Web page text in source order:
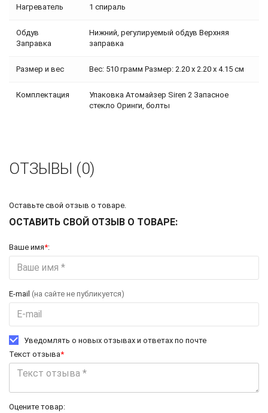
Нагреватель 1 спираль
Обдув
Заправка
Нижний, регулируемый обдув Верхняя
заправка
Размер и вес Вес: 510 грамм Размер: 2.20 х 2.20 х 4.15 см
Комплектация
Упаковка Атомайзер Siren 2 Запасное
стекло Оринги, болты
ОТЗЫВЫ (0)
Оставьте свой отзыв о товаре.
ОСТАВИТЬ СВОЙ ОТЗЫВ О ТОВАРЕ:
Ваше имя*:
E-mail (на сайте не публикуется)
Уведомлять о новых отзывах и ответах по почте
Текст отзыва*
Оцените товар: